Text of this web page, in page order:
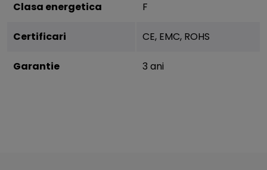
Clasa energetica F
Certificari CE, EMC, ROHS
Garantie 3 ani